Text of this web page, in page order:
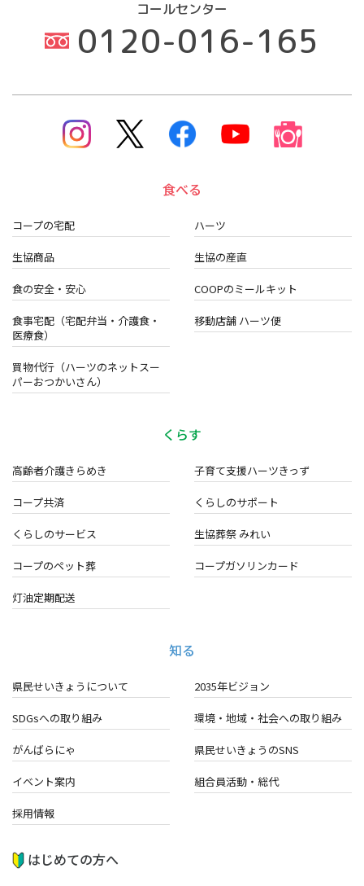
コールセンター
0120-016-165
食べる
コープの宅配 ハーツ
生協商品 生協の産直
食の安全・安心 COOPのミールキット
食事宅配（宅配弁当・介護食・
医療食）
移動店舗 ハーツ便
買物代行（ハーツのネットスー
パーおつかいさん）
くらす
高齢者介護きらめき 子育て支援ハーツきっず
コープ共済 くらしのサポート
くらしのサービス 生協葬祭 みれい
コープのペット葬 コープガソリンカード
灯油定期配送
知る
県民せいきょうについて 2035年ビジョン
SDGsへの取り組み 環境・地域・ 社会への取り組み
がんばらにゃ 県民せいきょうのSNS
イベント案内 組合員活動・総代
採用情報
はじめての方へ